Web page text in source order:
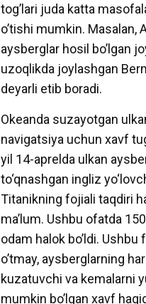
tog’lari juda katta
o’tishi mumkin. Masalan,
aysberglar hosil bo’lgan
uzoqlikda joylashgan
deyarli etib boradi.
Okeanda suzayotgan
navigatsiya uchun xavf
yil 14-aprelda ulkan
to‘qnashgan ingliz
Titanikning fojiali taqdiri
ma’lum. Ushbu ofatda
odam halok bo’ldi. Ushbu
o’tmay, aysberglarning
kuzatuvchi va kemalarni
mumkin bo’lgan xavf